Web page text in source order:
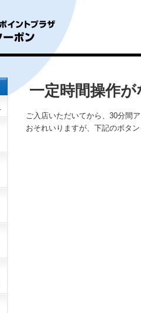
一定時間操作
ご入店いただいてから、30分間
おそれいりますが、下記のボタ